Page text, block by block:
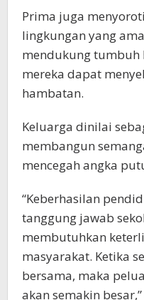
Prima juga
lingkungan yang
mendukung tumbuh
mereka dapat
hambatan.
Keluarga dinilai
membangun
mencegah angka
“Keberhasilan
tanggung jawab
membutuhkan
masyarakat. Ketika
bersama, maka
akan semakin